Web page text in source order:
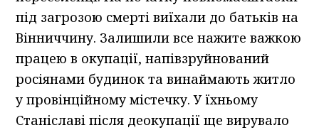
під загрозою смерті виїхали до батьків на
Вінниччину. Залишили все нажите важкою
працею в окупації, напівзруйнований
росіянами будинок та винаймають житло
у провінційному містечку. У їхньому
Станіславі після деокупації ще вирувало